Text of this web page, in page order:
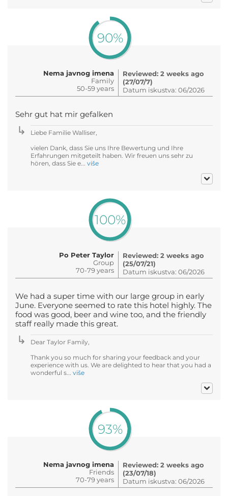
90%
Nema javnog imena
Family
50-59 years
Reviewed: 2 weeks ago
(27/07/7)
Datum iskustva: 06/2026
Sehr gut hat mir gefalken
Liebe Familie Walliser,
vielen Dank, dass Sie uns Ihre Bewertung und Ihre
Erfahrungen mitgeteilt haben. Wir freuen uns sehr zu
hören, dass Sie e... više
100%
Po Peter Taylor
Group
70-79 years
Reviewed: 2 weeks ago
(25/07/21)
Datum iskustva: 06/2026
We had a super time with our large group in early
June. Everyone seemed to rate this hotel highly. The
food was good, beer and wine too, and the friendly
staff really made this great.
Dear Taylor Family,
Thank you so much for sharing your feedback and your
experience with us. We are delighted to hear that you had a
wonderful s... više
93%
Nema javnog imena
Friends
70-79 years
Reviewed: 2 weeks ago
(23/07/18)
Datum iskustva: 06/2026